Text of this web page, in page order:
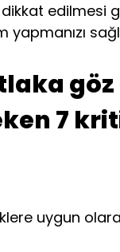
edilmesi
yapmanızı
7
uygun